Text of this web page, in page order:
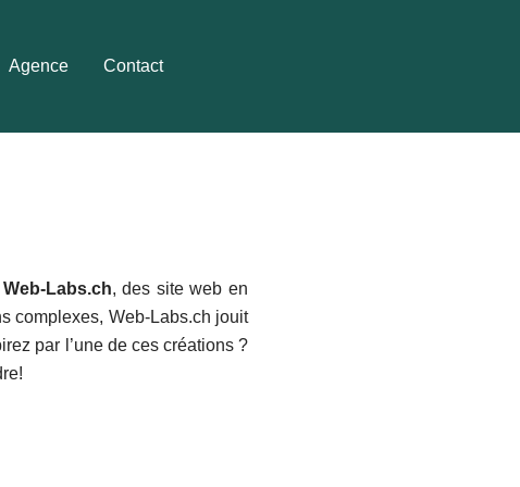
Agence Contact
Web-Labs.ch, des site web en
complexes, Web-Labs.ch jouit
par l’une de ces créations ?